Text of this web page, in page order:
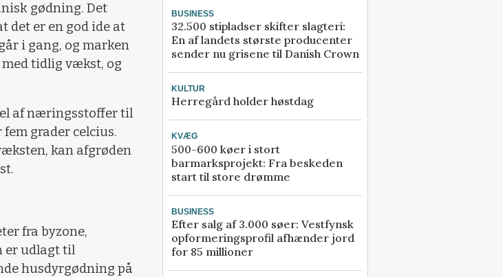
gødning. Det
det er en god ide at
i gang, og marken
tidlig vækst, og
af næringsstoffer til
grader celcius.
kan afgrøden
fra byzone,
er udlagt til
husdyrgødning på
BUSINESS
32.500 stipladser skifter slagteri:
En af landets største producenter
sender nu grisene til Danish Crown
KULTUR
Herregård holder høstdag
KVÆG
500-600 køer i stort
barmarksprojekt: Fra beskeden
start til store drømme
BUSINESS
Efter salg af 3.000 søer: Vestfynsk
opformeringsprofil afhænder jord
for 85 millioner